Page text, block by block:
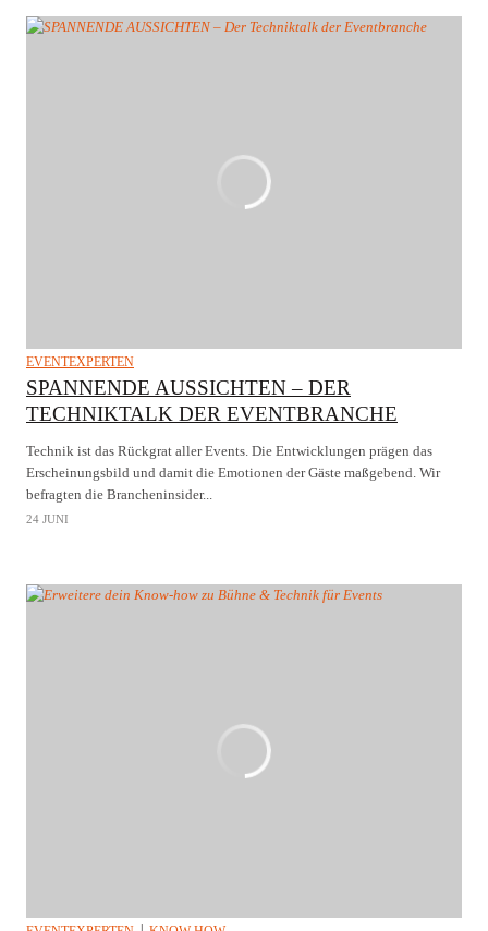
EVENTEXPERTEN
SPANNENDE AUSSICHTEN – DER
TECHNIKTALK DER EVENTBRANCHE
Technik ist das Rückgrat aller Events. Die Entwicklungen prägen das
Erscheinungsbild und damit die Emotionen der Gäste maßgebend. Wir
befragten die Brancheninsider...
24 JUNI